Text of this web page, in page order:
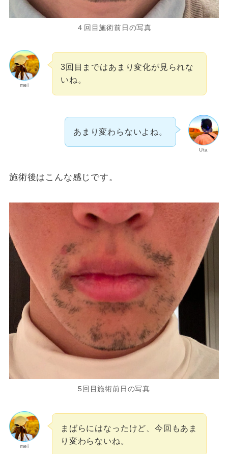
４回目施術前日の写真
mei
3回目まではあまり変化が見られな
いね。
Uta
あまり変わらないよね。
施術後はこんな感じです。
5回目施術前日の写真
mei
まばらにはなったけど、今回もあま
り変わらないね。